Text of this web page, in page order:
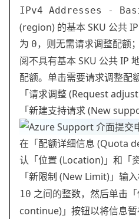
IPv4 Addresses -
(region) 的基本 SKU 公共
为 0，则无需请求调整配额
阅不具有基本 SKU 公共 IP
配额。单击需要请求调整配
「请求调整 (Request
「新建支持请求 (New
在「配额详细信息 (Quota
认「位置 (Location)」和「
「新限制 (New Limit)」输
10 之间的整数，然后单击
continue)」按钮以将信息